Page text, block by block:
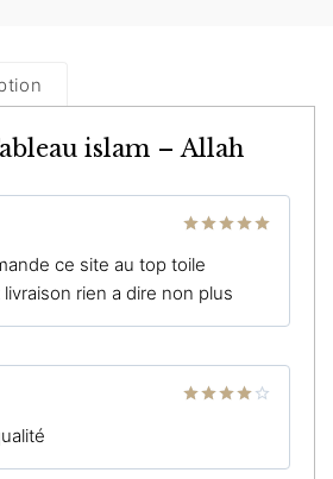
islam – Allah
5
ce site au top toile
rien a dire non plus